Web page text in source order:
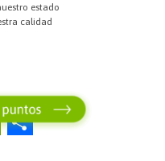
estado
calidad
Pr C